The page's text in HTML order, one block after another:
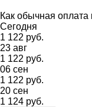
Как обычная оплата
Сегодня
1 122 руб.
23 авг
1 122 руб.
06 сен
1 122 руб.
20 сен
1 124 руб.